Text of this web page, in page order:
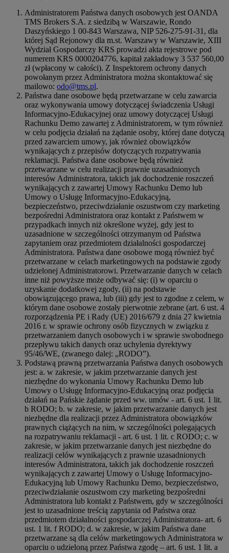
Administratorem Państwa danych osobowych jest OANDA
TMS Brokers S.A. z siedzibą w Warszawie, Rondo
Daszyńskiego 1 00-843 Warszawa, NIP 526-275-91-31, dla
której Sąd Rejonowy dla m.st. Warszawy w Warszawie, XIII
Wydział Gospodarczy KRS prowadzi akta rejestrowe pod
numerem KRS 0000204776, kapitał zakładowy 3 537 560,00
zł (wpłacony w całości). Z Inspektorem ochrony danych
powołanym przez Administratora można skontaktować się
mailowo: odo@tms.pl.
Państwa dane osobowe będą przetwarzane w celu zawarcia
oraz wykonywania umowy dotyczącej świadczenia Usługi
Informacyjno-Edukacyjnej oraz umowy dotyczącej Usługi
Rachunku Demo zawartej z Administratorem, w tym również
w celu podjęcia działań na żądanie osoby, której dane dotyczą
przed zawarciem umowy, jak również obowiązków
wynikających z przepisów dotyczących rozpatrywania
reklamacji. Państwa dane osobowe będą również
przetwarzane w celu realizacji prawnie uzasadnionych
interesów Administratora, takich jak dochodzenie roszczeń
wynikających z zawartej Umowy Rachunku Demo lub
Umowy o Usługę Informacyjno-Edukacyjną,
bezpieczeństwo, przeciwdziałanie oszustwom czy marketing
bezpośredni Administratora oraz kontakt z Państwem w
przypadkach innych niż określone wyżej, gdy jest to
uzasadnione w szczególności otrzymanym od Państwa
zapytaniem oraz przedmiotem działalności gospodarczej
Administratora. Państwa dane osobowe mogą również być
przetwarzane w celach marketingowych na podstawie zgody
udzielonej Administratorowi. Przetwarzanie danych w celach
inne niż powyższe może odbywać się: (i) w oparciu o
uzyskanie dodatkowej zgody, (ii) na podstawie
obowiązującego prawa, lub (iii) gdy jest to zgodne z celem, w
którym dane osobowe zostały pierwotnie zebrane (art. 6 ust. 4
rozporządzenia PE i Rady (UE) 2016/679 z dnia 27 kwietnia
2016 r. w sprawie ochrony osób fizycznych w związku z
przetwarzaniem danych osobowych i w sprawie swobodnego
przepływu takich danych oraz uchylenia dyrektywy
95/46/WE, (zwanego dalej: „RODO”).
Podstawą prawną przetwarzania Państwa danych osobowych
jest: a. w zakresie, w jakim przetwarzanie danych jest
niezbędne do wykonania Umowy Rachunku Demo lub
Umowy o Usługę Informacyjno-Edukacyjną oraz podjęcia
działań na Pańskie żądanie przed ww. umów - art. 6 ust. 1 lit.
b RODO; b. w zakresie, w jakim przetwarzanie danych jest
niezbędne dla realizacji przez Administratora obowiązków
prawnych ciążących na nim, w szczególności polegających
na rozpatrywaniu reklamacji - art. 6 ust. 1 lit. c RODO; c. w
zakresie, w jakim przetwarzanie danych jest niezbędne do
realizacji celów wynikających z prawnie uzasadnionych
interesów Administratora, takich jak dochodzenie roszczeń
wynikających z zawartej Umowy o Usługę Informacyjno-
Edukacyjną lub Umowy Rachunku Demo, bezpieczeństwo,
przeciwdziałanie oszustwom czy marketing bezpośredni
Administratora lub kontakt z Państwem, gdy w szczególności
jest to uzasadnione treścią zapytania od Państwa oraz
przedmiotem działalności gospodarczej Administratora- art. 6
ust. 1 lit. f RODO; d. w zakresie, w jakim Państwa dane
przetwarzane są dla celów marketingowych Administratora w
oparciu o udzieloną przez Państwa zgodę – art. 6 ust. 1 lit. a